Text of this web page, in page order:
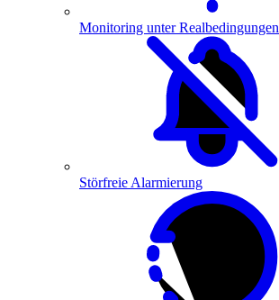
Monitoring unter Realbedingungen
Störfreie Alarmierung